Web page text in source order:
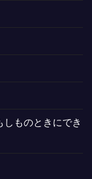
ものときにでき